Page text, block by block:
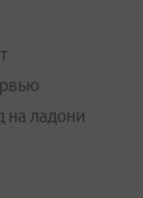
на ладони